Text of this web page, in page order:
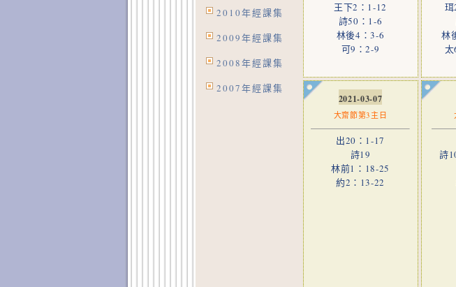
2010年經課集
2009年經課集
2008年經課集
2007年經課集
王下2：1-12
詩50：1-6
林後4：3-6
可9：2-9
林
2021-03-07
大齋節第3主日
出20：1-17
詩19
林前1：18-25
約2：13-22
詩